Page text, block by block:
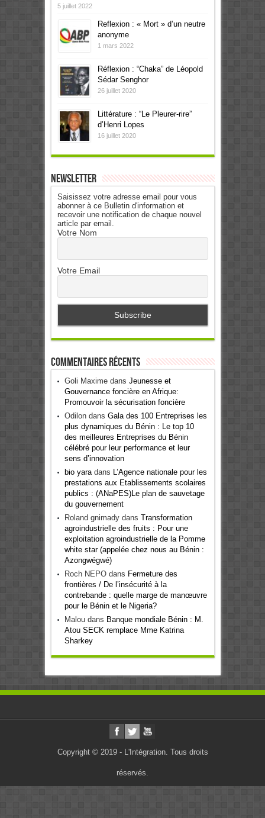
5 juillet 2022
Reflexion : « Mort » d’un neutre
anonyme
1 mars 2022
Réflexion : “Chaka” de Léopold
Sédar Senghor
26 juillet 2020
Littérature : “Le Pleurer-rire”
d’Henri Lopes
16 juillet 2020
Newsletter
Saisissez votre adresse email pour vous
abonner à ce Bulletin d'information et
recevoir une notification de chaque nouvel
article par email.
Votre Nom
Votre Email
Commentaires récents
Goli Maximedans Jeunesse et
Gouvernance foncière en Afrique:
Promouvoir la sécurisation foncière
Odilondans Gala des 100 Entreprises les
plus dynamiques du Bénin : Le top 10
des meilleures Entreprises du Bénin
célébré pour leur performance et leur
sens d’innovation
bio yaradans
L’Agence nationale pour les
prestations aux Etablissements scolaires
publics : (ANaPES)Le plan de sauvetage
du gouvernement
Roland gnimadydans Transformation
agroindustrielle des fruits : Pour une
exploitation agroindustrielle de la Pomme
white star (appelée chez nous au Bénin :
Azongwégwé)
Roch NEPOdans Fermeture des
frontières / De l’insécurité à la
contrebande : quelle marge de manœuvre
pour le Bénin et le Nigeria?
Maloudans Banque mondiale Bénin : M.
Atou SECK remplace Mme Katrina
Sharkey
Copyright © 2019 - L'Intégration. Tous droits
réservés.